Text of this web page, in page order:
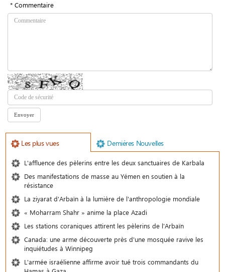
* Commentaire
Les plus vues Demiéres Nouvelles
L'affluence des pèlerins entre les deux sanctuaires de Karbala
Des manifestations de masse au Yémen en soutien à la
résistance
La ziyarat d'Arbaïn à la lumière de l'anthropologie mondiale
« Moharram Shahr » anime la place Azadi
Les stations coraniques attirent les pèlerins de l'Arbaïn
Canada: une arme découverte près d'une mosquée ravive les
inquiétudes à Winnipeg
L'armée israélienne affirme avoir tué trois commandants du